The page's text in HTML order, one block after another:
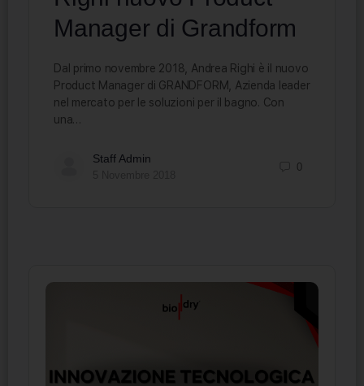
Manager di Grandform
Dal primo novembre 2018, Andrea Righi è il nuovo
Product Manager di GRANDFORM, Azienda leader
nel mercato per le soluzioni per il bagno. Con
una…
Staff Admin
0